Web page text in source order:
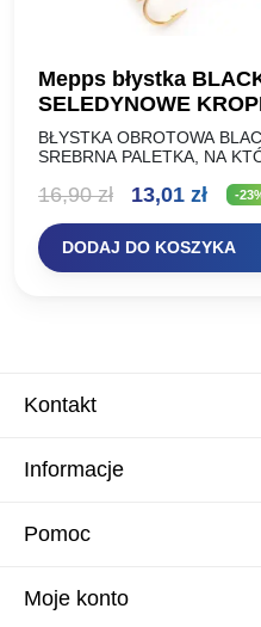
Mepps błystka
SELEDYNOWE
BŁYSTKA OBROTOWA
SREBRNA PALETKA, NA
1,5g NR 0 2g…
16,90zł
Pierwotna
cena
wynosiła:
13,01 zł
cena
-
DODAJ DO KOSZYKA
Kontakt
Informacje
Pomoc
Moje konto